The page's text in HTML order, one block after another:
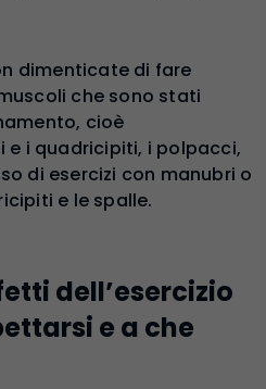
dimenticate di fare
che sono stati
cioè
i quadricipiti, i polpacci,
di esercizi con manubri o
e le spalle.
dell’esercizio
e a che